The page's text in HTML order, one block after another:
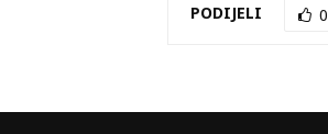
PODIJELI 0